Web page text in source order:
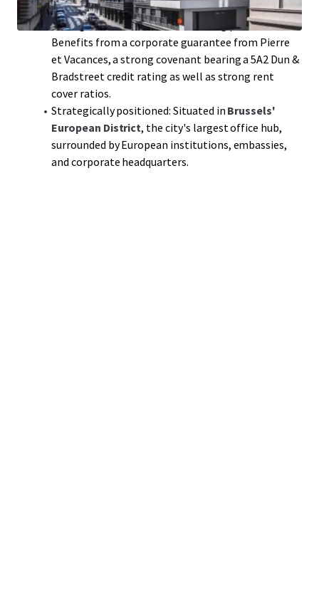
trade), withno ownership expenses.
Strong Covenant and robust trading performance:
Benefits from a corporate guarantee from Pierre
et Vacances, a strong covenant bearing a 5A2 Dun &
Bradstreet credit rating as well as strong rent
cover ratios.
Strategically positioned: Situated in Brussels'
European District, the city's largest office hub,
surrounded by European institutions, embassies,
and corporate headquarters.